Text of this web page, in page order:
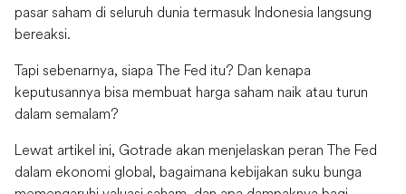
pasar saham di seluruh dunia termasuk Indonesia langsung
bereaksi.
Tapi sebenarnya, siapa The Fed itu? Dan kenapa
keputusannya bisa membuat harga saham naik atau turun
dalam semalam?
Lewat artikel ini, Gotrade akan menjelaskan peran The Fed
dalam ekonomi global, bagaimana kebijakan suku bunga